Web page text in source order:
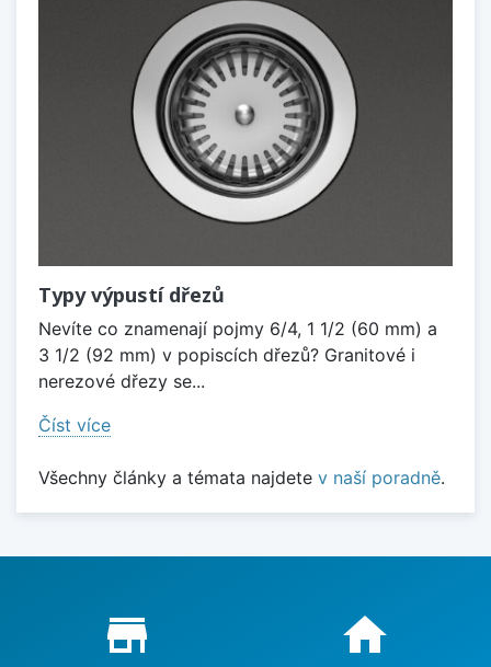
Typy výpustí dřezů
Nevíte co znamenají pojmy 6/4, 1 1/2 (60 mm) a
3 1/2 (92 mm) v popiscích dřezů? Granitové i
nerezové dřezy se...
Číst více
Všechny články a témata najdete v naší poradně.
Proč nakupovat u nás?
store_mall_directory home